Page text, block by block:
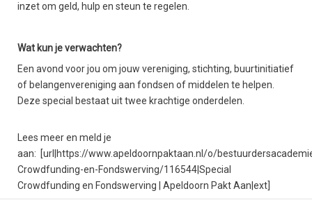
inzet om geld, hulp en steun te regelen.
Wat kun je verwachten?
Een avond voor jou om jouw vereniging, stichting, buurtinitiatief
of belangenvereniging aan fondsen of middelen te helpen.
Deze special bestaat uit twee krachtige onderdelen.
Lees meer en meld je
aan: [url|https://www.apeldoornpaktaan.nl/o/
Crowdfunding-en-Fondswerving/116544|Special
Crowdfunding en Fondswerving | Apeldoorn Pakt Aan|ext]